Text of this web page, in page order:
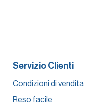
Servizio Clienti
Condizioni di vendita
Reso facile